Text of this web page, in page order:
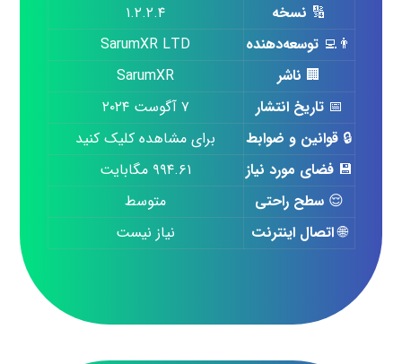
🔢 نسخه
۱.۲.۲.۴
👨‍💻 توسعه‌دهنده
SarumXR LTD
🏢 ناشر
SarumXR
📅تاریخ انتشار
۷ آگوست ۲۰۲۴
🔒 قوانین و ضوابط
برای مشاهده کلیک کنید
💾فضای مورد نیاز
۹۹۴.۶۱ مگابایت
😌سطح راحتی
متوسط
🌐اتصال اینترنت نیاز نیست